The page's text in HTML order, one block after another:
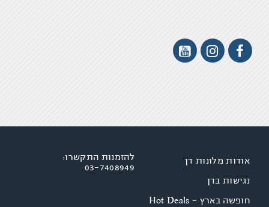
אודות מלונות דן
נגישות בדן
חופשה בארץ - Hot Deals
להזמנות התקשרו:
03-7408949